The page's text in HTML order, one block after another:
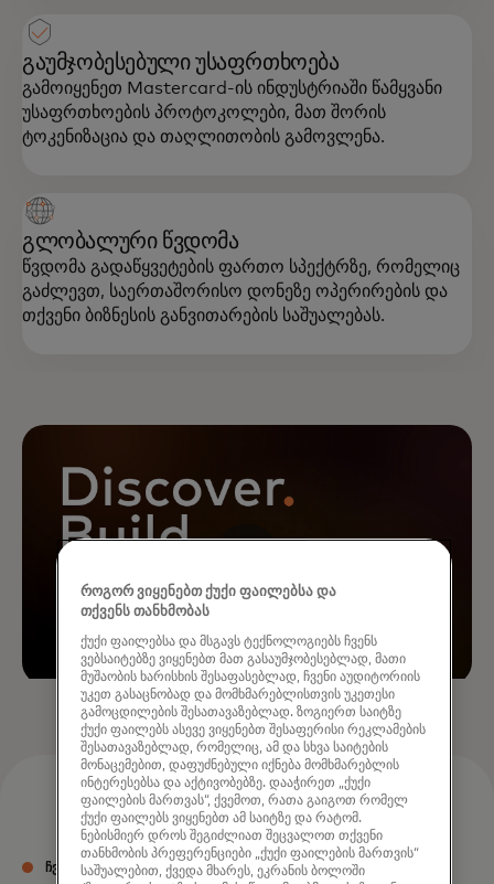
გაუმჯობესებული უსაფრთხოება
გამოიყენეთ Mastercard-ის ინდუსტრიაში წამყვანი
უსაფრთხოების პროტოკოლები, მათ შორის
ტოკენიზაცია და თაღლითობის გამოვლენა.
გლობალური წვდომა
წვდომა გადაწყვეტების ფართო სპექტრზე, რომელიც
გაძლევთ, საერთაშორისო დონეზე ოპერირების და
თქვენი ბიზნესის განვითარების საშუალებას.
ᲩᲕᲔᲜᲘ ᲞᲠᲝᲓᲣᲥᲢᲔᲑᲘ
როგორ ვიყენებთ ქუქი ფაილებსა და
თქვენს თანხმობას
ქუქი ფაილებსა და მსგავს ტექნოლოგიებს ჩვენს
ვებსაიტებზე ვიყენებთ მათ გასაუმჯობესებლად, მათი
მუშაობის ხარისხის შესაფასებლად, ჩვენი აუდიტორიის
უკეთ გასაცნობად და მომხმარებლისთვის უკეთესი
გამოცდილების შესათავაზებლად. ზოგიერთ საიტზე
ქუქი ფაილებს ასევე ვიყენებთ შესაფერისი რეკლამების
შესათავაზებლად, რომელიც, ამ და სხვა საიტების
მონაცემებით, დაფუძნებული იქნება მომხმარებლის
ინტერესებსა და აქტივობებზე. დააჭირეთ „ქუქი
ფაილების მართვას“, ქვემოთ, რათა გაიგოთ რომელ
ქუქი ფაილებს ვიყენებთ ამ საიტზე და რატომ.
ნებისმიერ დროს შეგიძლიათ შეცვალოთ თქვენი
თანხმობის პრეფერენციები „ქუქი ფაილების მართვის“
საშუალებით, ქვედა მხარეს, ეკრანის ბოლოში